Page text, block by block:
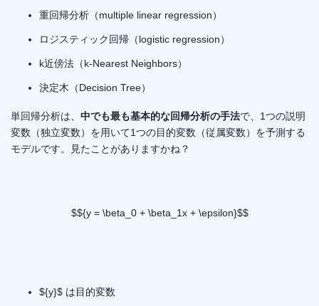
重回帰分析（multiple linear regression）
ロジスティック回帰（logistic regression）
k近傍法（k-Nearest Neighbors）
決定木（Decision Tree）
単回帰分析は、 中でも最も基本的な回帰分析の手法で、1つの説明
変数（独立変数）を用いて1つの目的変数（従属変数）を予測する
モデルです。見たことがありますかね？
$${y = \beta_0 + \beta_1x + \epsilon}$$
${y}$ は目的変数